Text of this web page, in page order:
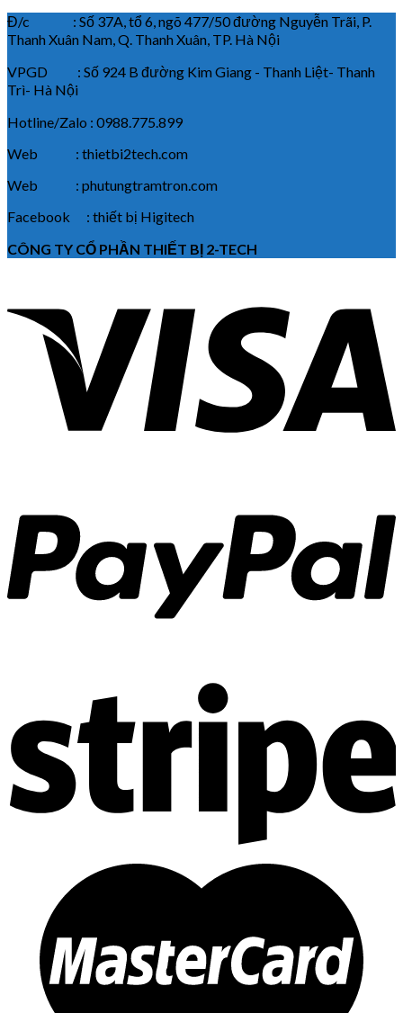
Đ/c : Số 37A, tổ 6, ngõ 477/50 đường Nguyễn Trãi, P.
Thanh Xuân Nam, Q. Thanh Xuân, TP. Hà Nội
VPGD : Số 924 B đường Kim Giang - Thanh Liệt- Thanh
Trì- Hà Nội
Hotline/Zalo : 0988.775.899
Web : thietbi2tech.com
Web : phutungtramtron.com
Facebook : thiết bị Higitech
CÔNG TY CỔ PHẦN THIẾT BỊ 2-TECH